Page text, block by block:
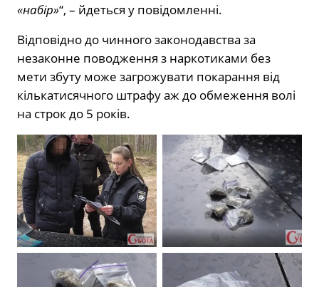
«набір»“, – йдеться у повідомленні.
Відповідно до чинного законодавства за
незаконне поводження з наркотиками без
мети збуту може загрожувати покарання від
кількатисячного штрафу аж до обмеження волі
на строк до 5 років.